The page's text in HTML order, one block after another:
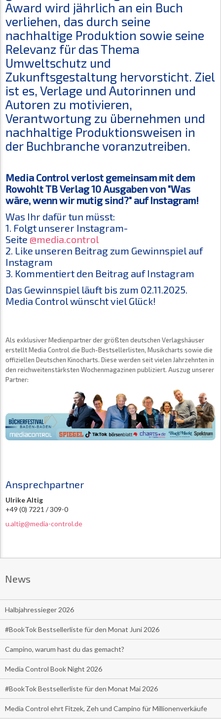
Award wird jährlich an ein Buch
verliehen, das durch seine
nachhaltige Produktion sowie seine
Relevanz für das Thema
Umweltschutz und
Zukunftsgestaltung hervorsticht. Ziel
ist es, Verlage und Autorinnen und
Autoren zu motivieren,
Verantwortung zu übernehmen und
nachhaltige Produktionsweisen in
der Buchbranche voranzutreiben.
Media Control verlost gemeinsam mit dem
Rowohlt TB Verlag 10 Ausgaben von "Was
wäre, wenn wir mutig sind?" auf Instagram!
Was Ihr dafür tun müsst:
1. Folgt unserer Instagram-
Seite @media.control
2. Like unseren Beitrag zum Gewinnspiel auf
Instagram
3. Kommentiert den Beitrag auf Instagram
Das Gewinnspiel läuft bis zum 02.11.2025.
Media Control wünscht viel Glück!
Als exklusiver Medienpartner der größten deutschen Verlagshäuser
erstellt Media Control die Buch-Bestsellerlisten, Musikcharts sowie die
offiziellen Deutschen Kinocharts. Diese werden seit vielen Jahrzehnten in
den reichweitenstärksten Wochenmagazinen publiziert. Auszug unserer
Partner:
Ansprechpartner
Ulrike Altig
+49 (0) 7221 / 309-0
u.altig@media-control.de
News
Halbjahressieger 2026
#BookTok Bestsellerliste für den Monat Juni 2026
Campino, warum hast du das gemacht?
Media Control Book Night 2026
#BookTok Bestsellerliste für den Monat Mai 2026
Media Control ehrt Fitzek, Zeh und Campino für Millionenverkäufe